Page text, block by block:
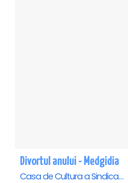
Divortul anului - Medgidia
Casa de Cultura a Sindicatelor Lucian Grigorescu, Medgidia